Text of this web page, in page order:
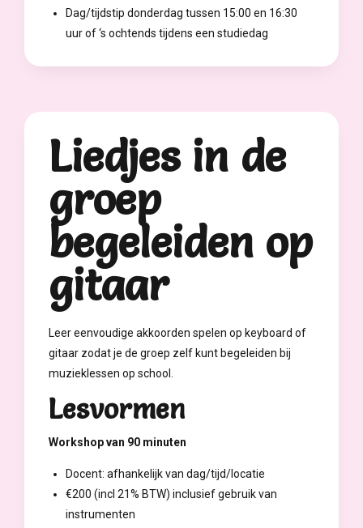
Dag/tijdstip donderdag tussen 15:00 en 16:30
uur of ‘s ochtends tijdens een studiedag
Liedjes in de
groep
begeleiden op
gitaar
Leer eenvoudige akkoorden spelen op keyboard of
gitaar zodat je de groep zelf kunt begeleiden bij
muzieklessen op school.
Lesvormen
Workshop van 90 minuten
Docent: afhankelijk van dag/tijd/locatie
€200 (incl 21% BTW) inclusief gebruik van
instrumenten